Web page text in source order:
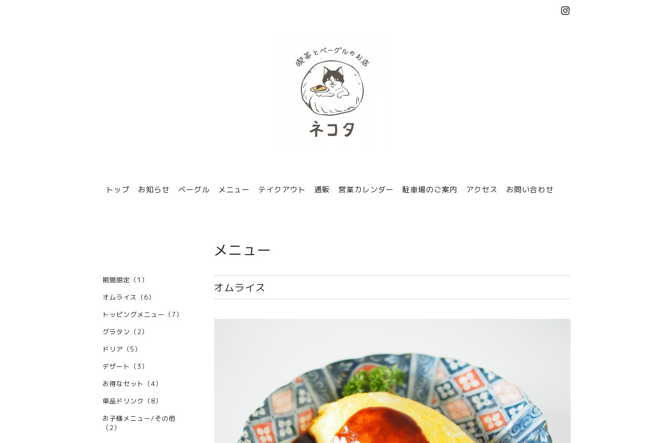
トップ お知らせ ベーグル メニュー テイクアウト 通販 営業カレンダー 駐車場のご案内 アクセス お問い合わせ
メニュー
オムライス
期間限定（1）
オムライス（6）
トッピングメニュー（7）
グラタン（2）
ドリア（5）
デザート（3）
お得なセット（4）
単品ドリンク（8）
お子様メニュー/その他
（2）